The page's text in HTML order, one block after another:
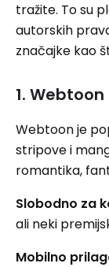
tražite. To su
autorskih
značajke kao
1. Webtoon
Webtoon je
stripove i
romantika,
Slobodno za
ali neki
Mobilno